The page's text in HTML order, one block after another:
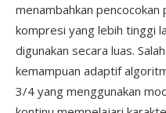
menambahkan
kompresi yang lebih tinggi
digunakan secara luas.
kemampuan adaptif
3/4 yang menggunakan